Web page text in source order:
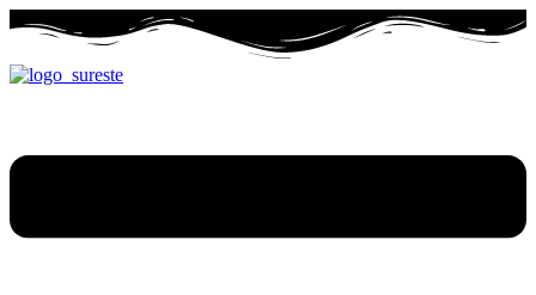
contenido